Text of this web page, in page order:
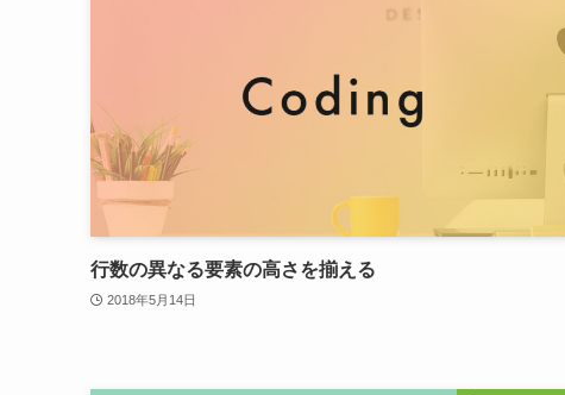
行数の異なる要素の高さを揃える
2018年5月14日